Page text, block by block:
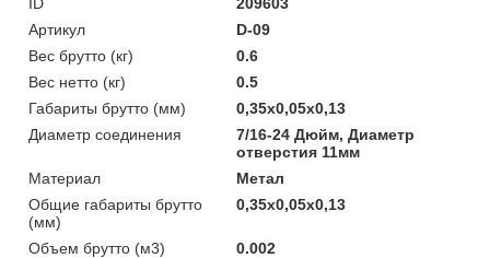
Артикул
D-09
Вес брутто (кг)
0.6
Вес нетто (кг)
0.5
Габариты брутто (мм)
0,35x0,05x0,13
Диаметр соединения
7/16-24 Дюйм, Диаметр
отверстия 11мм
Материал
Метал
Общие габариты брутто
(мм)
0,35x0,05x0,13
Объем брутто (м3)
0.002